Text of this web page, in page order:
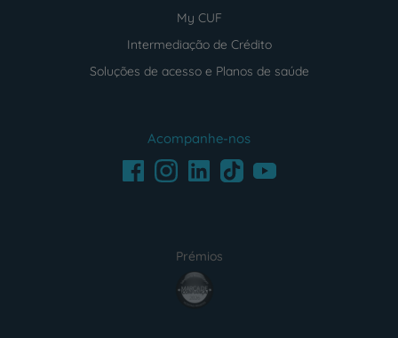
My CUF
Intermediação de Crédito
Soluções de acesso e Planos de saúde
Acompanhe-nos
FacebookInstagramLinkedInTikTokYoutube
Prémios
award4